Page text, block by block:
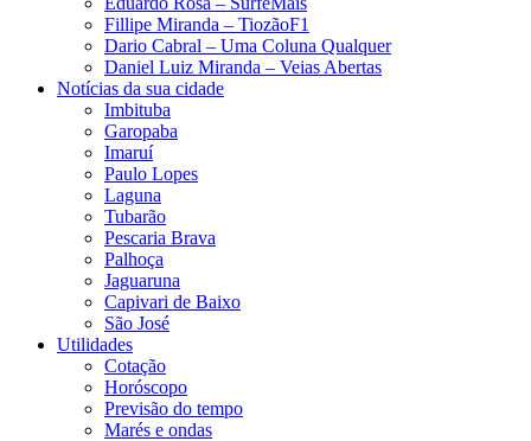
Fillipe Miranda – TiozãoF1
Dario Cabral – Uma Coluna Qualquer
Daniel Luiz Miranda – Veias Abertas
Notícias da sua cidade
Imbituba
Garopaba
Imaruí
Paulo Lopes
Laguna
Tubarão
Pescaria Brava
Palhoça
Jaguaruna
Capivari de Baixo
São José
Utilidades
Cotação
Horóscopo
Previsão do tempo
Marés e ondas